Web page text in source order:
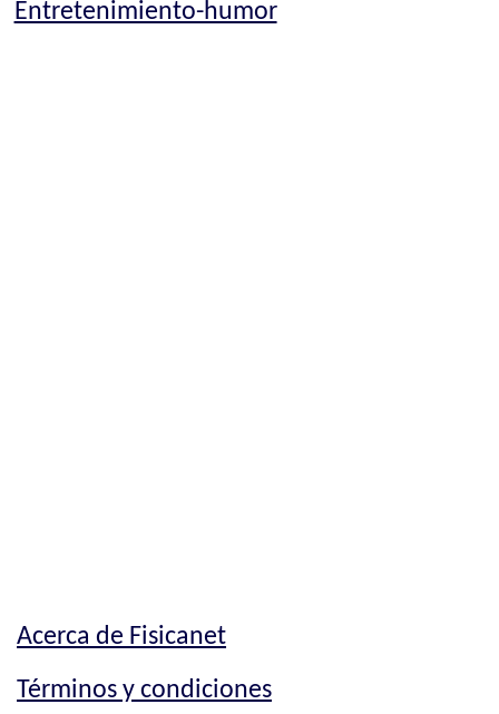
Entretenimiento-humor
Acerca de Fisicanet
Términos y condiciones